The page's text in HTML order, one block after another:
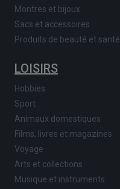
Montres et bijoux
Sacs et accessoires
Produits de beauté et santé
LOISIRS
Hobbies
Sport
Animaux domestiques
Films, livres et magazines
Voyage
Arts et collections
Musique et instruments